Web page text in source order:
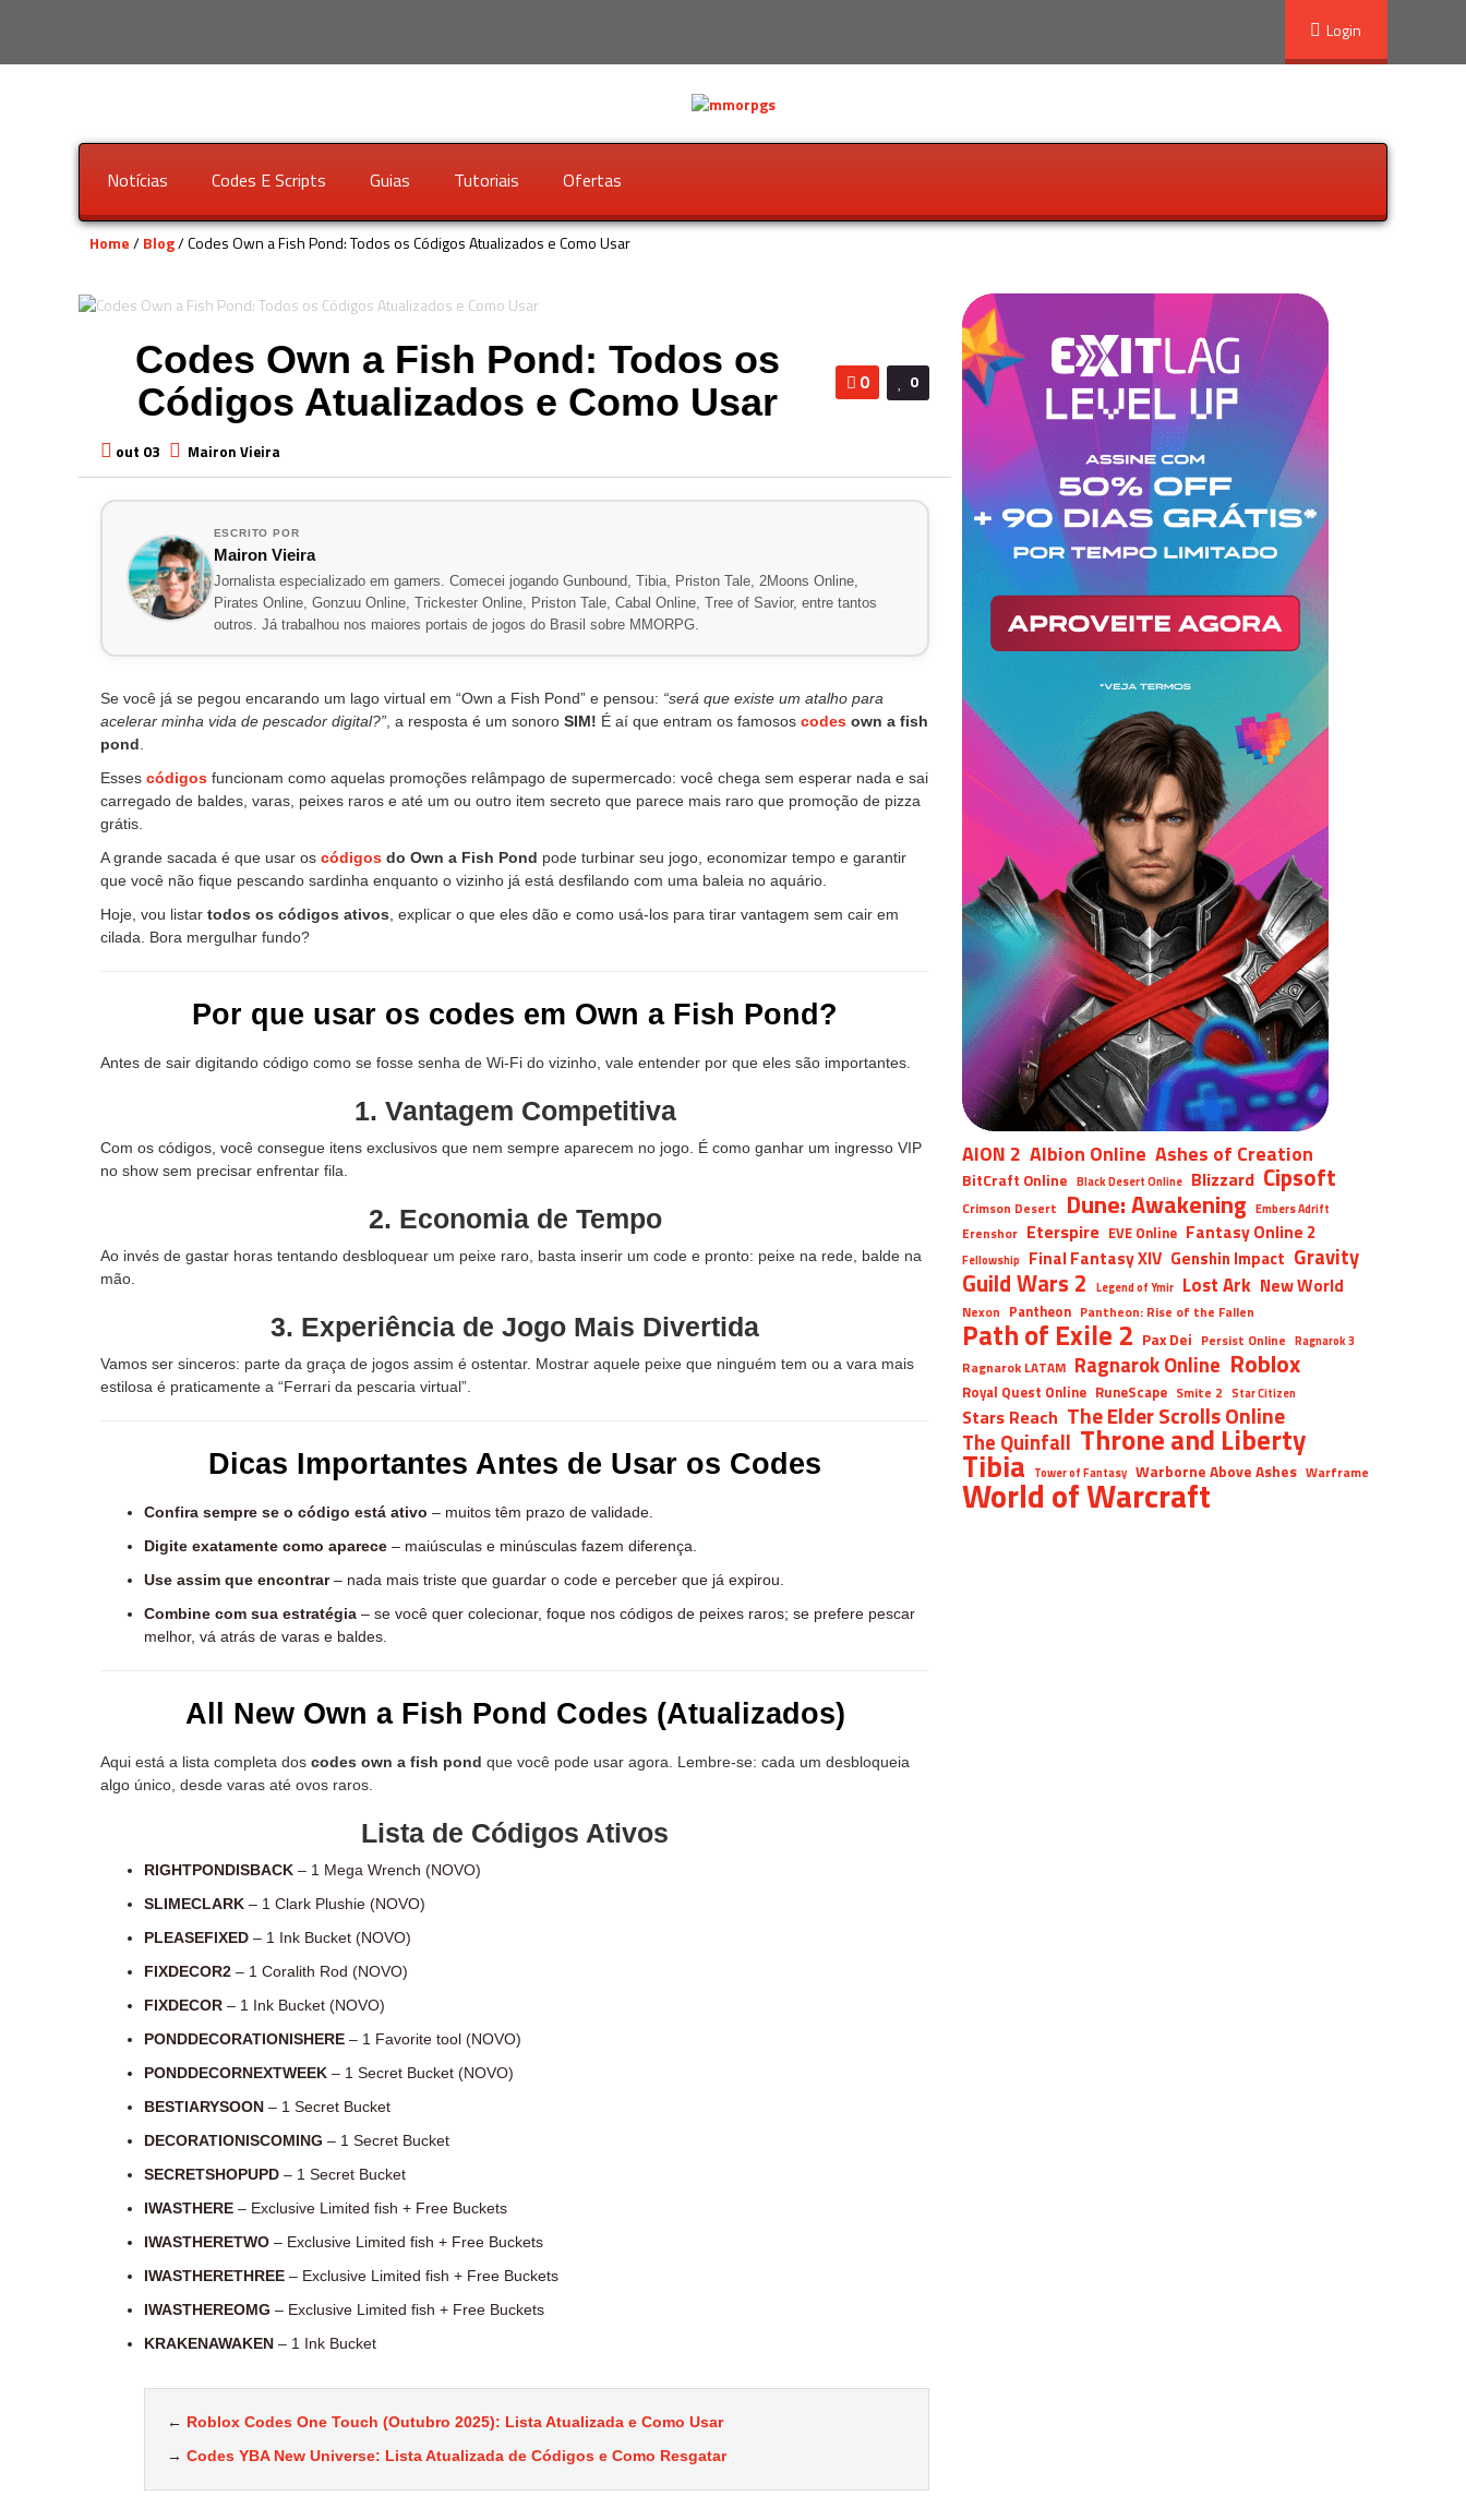
Login
Notícias Codes E Scripts Guias Tutoriais Ofertas
Home/Blog/ Codes Own a Fish Pond: Todos os Códigos Atualizados e Como Usar
0
0
Codes Own a Fish Pond: Todos os
Códigos Atualizados e Como Usar
out 03 Mairon Vieira
ESCRITO POR
Mairon Vieira
Jornalista especializado em gamers. Comecei jogando Gunbound, Tibia, Priston Tale, 2Moons Online,
Pirates Online, Gonzuu Online, Trickester Online, Priston Tale, Cabal Online, Tree of Savior, entre tantos
outros. Já trabalhou nos maiores portais de jogos do Brasil sobre MMORPG.
Se você já se pegou encarando um lago virtual em “Own a Fish Pond” e pensou: “será que existe um atalho para
acelerar minha vida de pescador digital?” , a resposta é um sonoro SIM! É aí que entram os famosos codes own a fish
pond
Esses códigos funcionam como aquelas promoções relâmpago de supermercado: você chega sem esperar nada e sai
carregado de baldes, varas, peixes raros e até um ou outro item secreto que parece mais raro que promoção de pizza
grátis.
A grande sacada é que usar os códigos do Own a Fish Pond pode turbinar seu jogo, economizar tempo e garantir
que você não fique pescando sardinha enquanto o vizinho já está desfilando com uma baleia no aquário.
Hoje, vou listar todos os códigos ativos , explicar o que eles dão e como usá-los para tirar vantagem sem cair em
cilada. Bora mergulhar fundo?
Por que usar os codes em Own a Fish Pond?
Antes de sair digitando código como se fosse senha de Wi-Fi do vizinho, vale entender por que eles são importantes.
1. Vantagem Competitiva
Com os códigos, você consegue itens exclusivos que nem sempre aparecem no jogo. É como ganhar um ingresso VIP
no show sem precisar enfrentar fila.
2. Economia de Tempo
Ao invés de gastar horas tentando desbloquear um peixe raro, basta inserir um code e pronto: peixe na rede, balde na
mão.
3. Experiência de Jogo Mais Divertida
Vamos ser sinceros: parte da graça de jogos assim é ostentar. Mostrar aquele peixe que ninguém tem ou a vara mais
estilosa é praticamente a “Ferrari da pescaria virtual”.
Dicas Importantes Antes de Usar os Codes
Confira sempre se o código está ativo – muitos têm prazo de validade.
Digite exatamente como aparece – maiúsculas e minúsculas fazem diferença.
Use assim que encontrar– nada mais triste que guardar o code e perceber que já expirou.
Combine com sua estratégia – se você quer colecionar, foque nos códigos de peixes raros; se prefere pescar
melhor, vá atrás de varas e baldes.
All New Own a Fish Pond Codes (Atualizados)
Aqui está a lista completa dos codes own a fish pond que você pode usar agora. Lembre-se: cada um desbloqueia
algo único, desde varas até ovos raros.
Lista de Códigos Ativos
RIGHTPONDISBACK – 1 Mega Wrench (NOVO)
SLIMECLARK – 1 Clark Plushie (NOVO)
PLEASEFIXED – 1 Ink Bucket (NOVO)
FIXDECOR2 – 1 Coralith Rod (NOVO)
FIXDECOR – 1 Ink Bucket (NOVO)
PONDDECORATIONISHERE – 1 Favorite tool (NOVO)
PONDDECORNEXTWEEK – 1 Secret Bucket (NOVO)
BESTIARYSOON – 1 Secret Bucket
DECORATIONISCOMING – 1 Secret Bucket
SECRETSHOPUPD – 1 Secret Bucket
IWASTHERE – Exclusive Limited fish + Free Buckets
IWASTHERETWO – Exclusive Limited fish + Free Buckets
IWASTHERETHREE – Exclusive Limited fish + Free Buckets
IWASTHEREOMG – Exclusive Limited fish + Free Buckets
KRAKENAWAKEN – 1 Ink Bucket
← Roblox Codes One Touch (Outubro 2025): Lista Atualizada e Como Usar
→ Codes YBA New Universe: Lista Atualizada de Códigos e Como Resgatar
AION 2 Albion Online Ashes of Creation
BitCraft Online Black Desert Online Blizzard Cipsoft
Crimson Desert Dune: Awakening Embers Adrift
Erenshor Eterspire EVE Online Fantasy Online 2
Fellowship Final Fantasy XIV Genshin Impact Gravity
Guild Wars 2 Legend of Ymir Lost Ark New World
Nexon Pantheon Pantheon: Rise of the Fallen
Path of Exile 2 Pax Dei Persist Online Ragnarok 3
Ragnarok LATAM Ragnarok Online Roblox
Royal Quest Online RuneScape Smite 2 Star Citizen
Stars Reach The Elder Scrolls Online
The Quinfall Throne and Liberty
Tibia Tower of Fantasy Warborne Above Ashes Warframe
World of Warcraft